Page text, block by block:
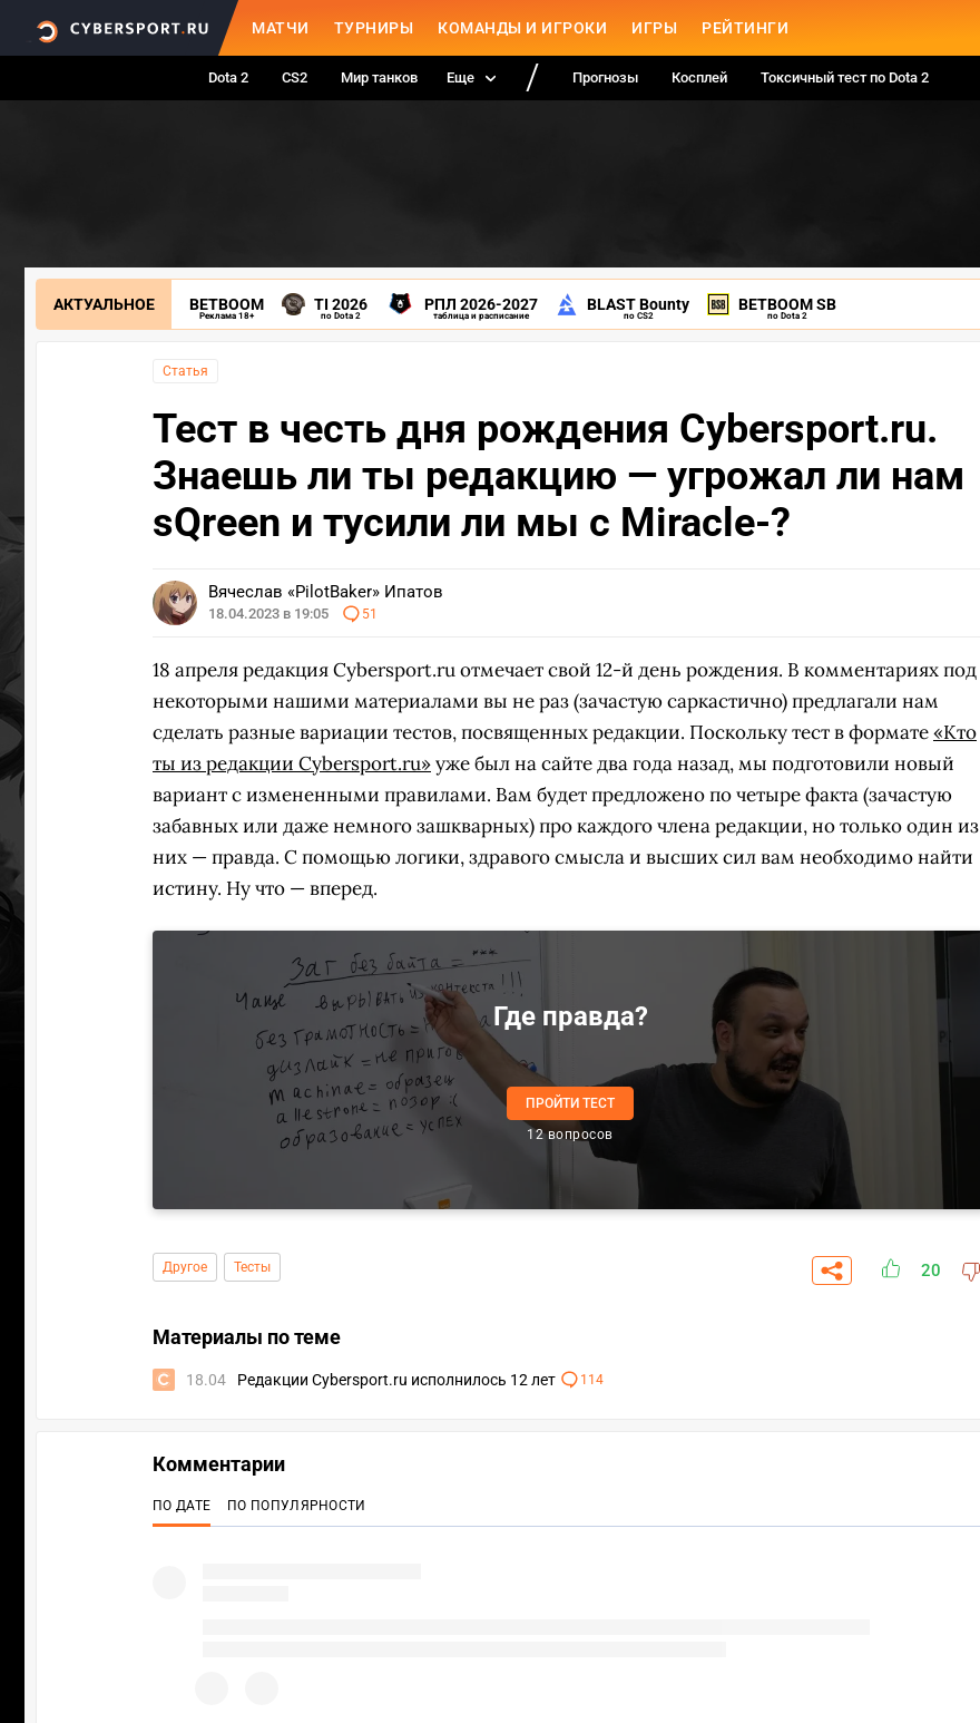
МАТЧИ ТУРНИРЫ КОМАНДЫ И ИГРОКИ ИГРЫ РЕЙТИНГИ
Dota 2 CS2 Мир танков Еще Прогнозы Косплей Токсичный тест по Dota 2
АКТУАЛЬНОЕ BETBOOM
Реклама 18+
TI 2026
по Dota 2
РПЛ 2026-2027
таблица и расписание
BLAST Bounty
по CS2
BETBOOM SB
по Dota 2
Статья
Тест в честь дня рождения Cybersport.ru.
Знаешь ли ты редакцию — угрожал ли нам
sQreen и тусили ли мы с Miracle-?
Вячеслав «PilotBaker» Ипатов
18.04.2023 в 19:05 51
18 апреля редакция Cybersport.ru отмечает свой 12-й день рождения. В комментариях под
некоторыми нашими материалами вы не раз (зачастую саркастично) предлагали нам
сделать разные вариации тестов, посвященных редакции. Поскольку тест в формате«Кто
ты из редакции Cybersport.ru»уже был на сайте два года назад, мы подготовили новый
вариант с измененными правилами. Вам будет предложено по четыре факта (зачастую
забавных или даже немного зашкварных) про каждого члена редакции, но только один из
них — правда. С помощью логики, здравого смысла и высших сил вам необходимо найти
истину. Ну что — вперед.
Где правда?
ПРОЙТИ ТЕСТ
12 вопросов
Другое Тесты 20
Материалы по теме
18.04 Редакции Cybersport.ru исполнилось 12 лет 114
Комментарии
ПО ДАТЕ ПО ПОПУЛЯРНОСТИ